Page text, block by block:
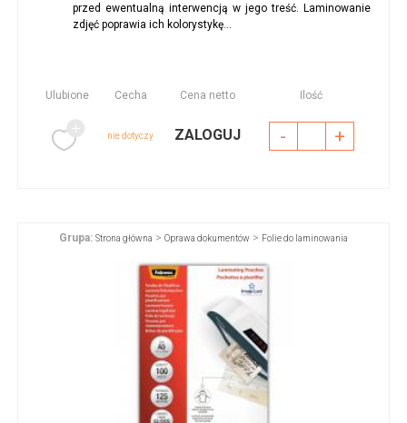
przed ewentualną interwencją w jego treść. Laminowanie
zdjęć poprawia ich kolorystykę...
Ulubione Cecha Cena netto Ilość
nie dotyczy ZALOGUJ - +
Grupa: Strona główna > Oprawa dokumentów > Folie do laminowania